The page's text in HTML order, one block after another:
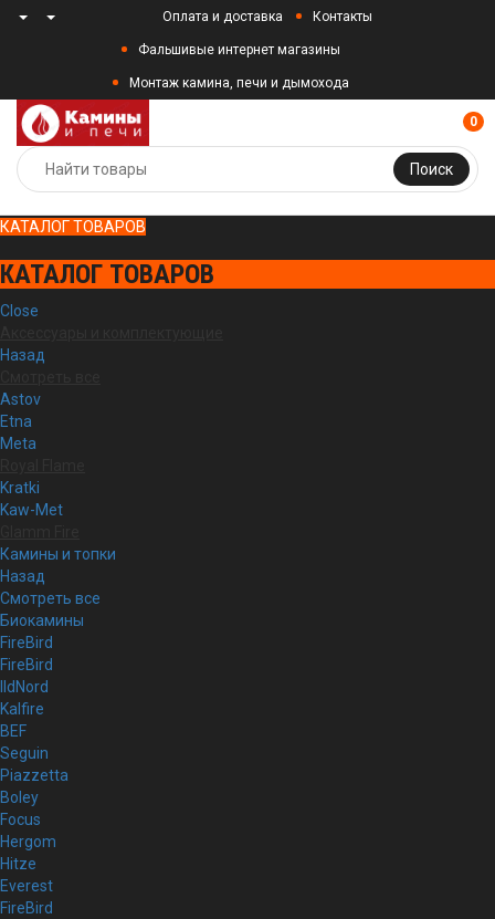
Оплата и доставка Контакты
Фальшивые интернет магазины
Монтаж камина, печи и дымохода
Поиск
0
КАТАЛОГ ТОВАРОВ
КАТАЛОГ ТОВАРОВ
Close
Назад
Astov
Etna
Meta
Kratki
Kaw-Met
Камины и топки
Назад
Смотреть все
Биокамины
FireBird
FireBird
IldNord
Kalfire
BEF
Seguin
Piazzetta
Boley
Focus
Hergom
Hitze
Everest
FireBird